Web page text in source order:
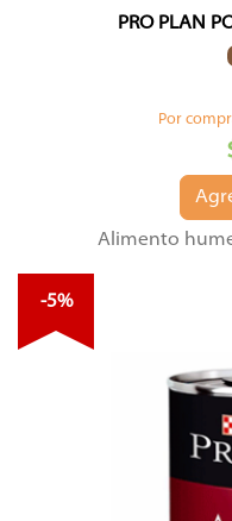
PRO PLAN
Por
Alimento
-5%